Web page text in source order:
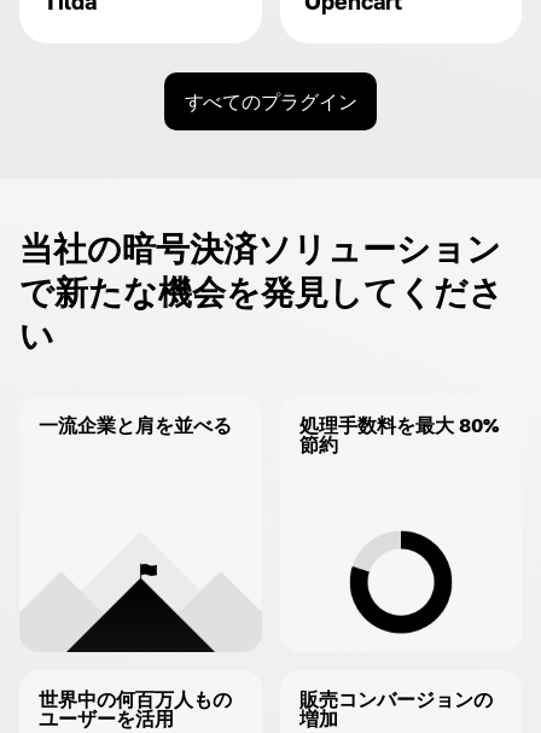
すべてのプラグイン
当社の暗号決済ソリューション
で新たな機会を発見してくださ
い
一流企業と肩を並べる
処理手数料を最大 80%
節約
世界中の何百万人もの
ユーザーを活用
販売コンバージョンの
増加